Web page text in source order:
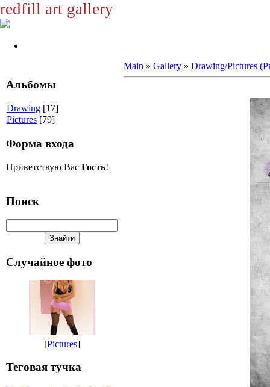
redfill art gallery
Альбомы
Drawing [17]
Pictures [79]
Форма входа
Приветствую Вас Гость!
Поиск
Случайное фото
[Pictures]
Теговая тучка
Main » Gallery » Drawing/Pictures